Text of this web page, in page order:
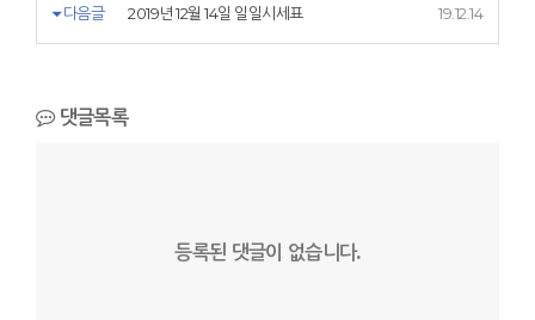
다음글 2019년 12월 14일 일일시세표 19.12.14
댓글목록
등록된 댓글이 없습니다.